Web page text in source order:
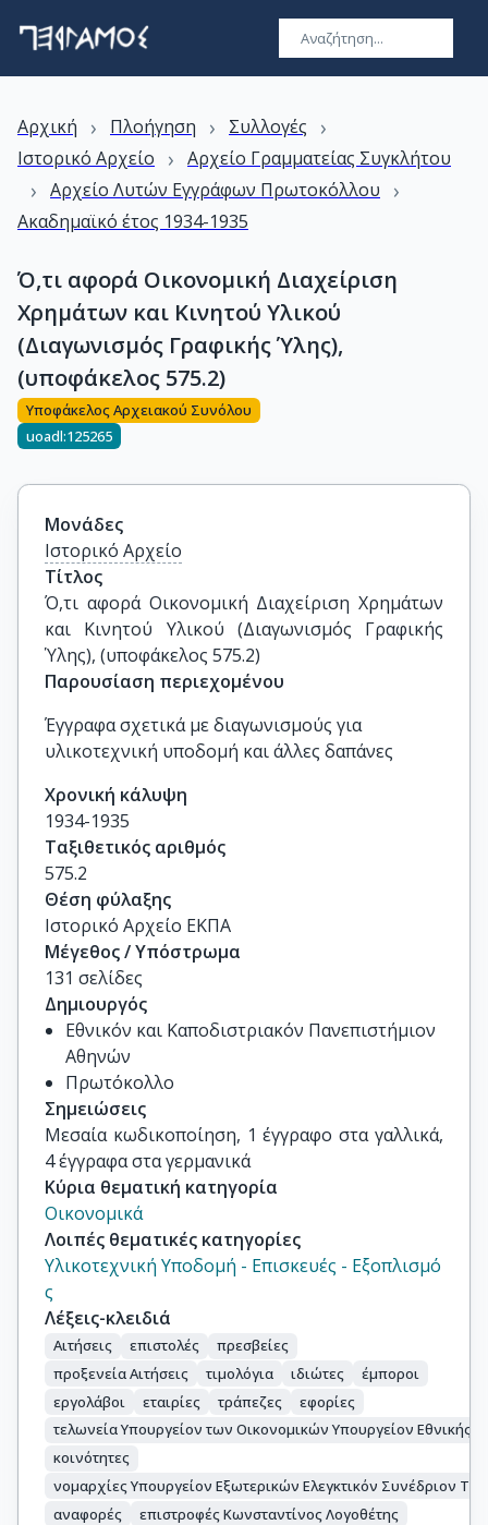
Αρχική › Πλοήγηση › Συλλογές ›
Ιστορικό Αρχείο › Αρχείο Γραμματείας Συγκλήτου
› Αρχείο Λυτών Εγγράφων Πρωτοκόλλου ›
Ακαδημαϊκό έτος 1934-1935
Ό,τι αφορά Οικονομική Διαχείριση
Χρημάτων και Κινητού Υλικού
(Διαγωνισμός Γραφικής Ύλης),
(υποφάκελος 575.2)
Υποφάκελος Αρχειακού Συνόλου
uoadl:125265
Μονάδες
Ιστορικό Αρχείο
Τίτλος
Ό,τι αφορά Οικονομική Διαχείριση Χρημάτων
και Κινητού Υλικού (Διαγωνισμός Γραφικής
Ύλης), (υποφάκελος 575.2)
Παρουσίαση περιεχομένου
Έγγραφα σχετικά με διαγωνισμούς για
υλικοτεχνική υποδομή και άλλες δαπάνες
Χρονική κάλυψη
1934-1935
Ταξιθετικός αριθμός
575.2
Θέση φύλαξης
Ιστορικό Αρχείο ΕΚΠΑ
Μέγεθος / Υπόστρωμα
131 σελίδες
Δημιουργός
Εθνικόν και Καποδιστριακόν Πανεπιστήμιον
Αθηνών
Πρωτόκολλο
Σημειώσεις
Μεσαία κωδικοποίηση, 1 έγγραφο στα γαλλικά,
4 έγγραφα στα γερμανικά
Κύρια θεματική κατηγορία
Οικονομικά
Λοιπές θεματικές κατηγορίες
Υλικοτεχνική Υποδομή - Επισκευές - Εξοπλισμό
ς
Λέξεις-κλειδιά
Αιτήσεις επιστολές
πρεσβείες
προξενεία Αιτήσεις
τιμολόγια ιδιώτες
έμποροι
εργολάβοι
εταιρίες τράπεζες
εφορίες
τελωνεία Υπουργείον των Οικονομικών Υπουργείον Εθνικής
κοινότητες
νομαρχίες Υπουργείον Εξωτερικών Ελεγκτικόν Συνέδριον
αναφορές
επιστροφές Κωνσταντίνος Λογοθέτης